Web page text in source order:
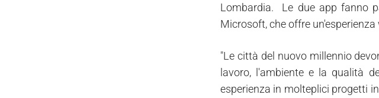
Lombardia. Le due app fanno
Microsoft, che offre
"Le città del nuovo millennio
lavoro, l'ambiente e la qualità
esperienza in molteplici progetti